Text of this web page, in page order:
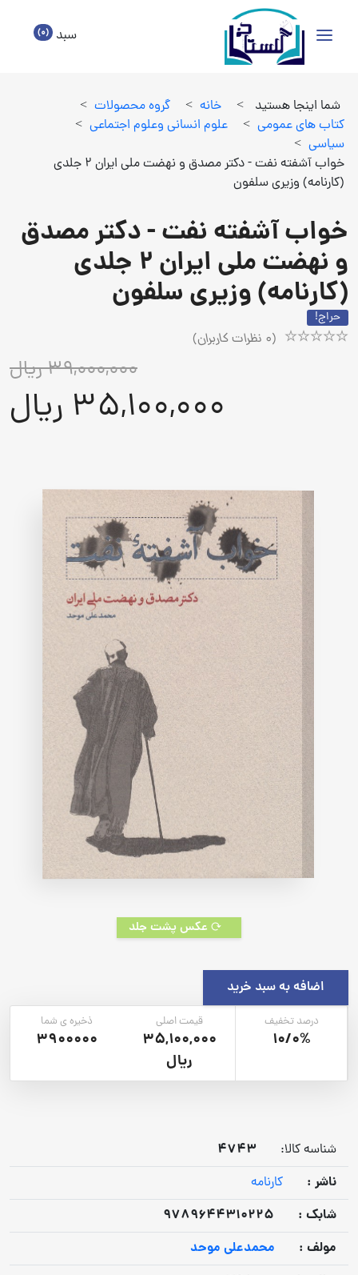
سبد (0)
شما اینجا هستید > خانه > گروه محصولات >
كتاب هاي عمومي > علوم انساني وعلوم اجتماعي >
سياسي >
خواب آشفته نفت - دکتر مصدق و نهضت ملی ایران 2 جلدی
(کارنامه) وزیری سلفون
خواب آشفته نفت - دکتر مصدق
و نهضت ملی ایران 2 جلدی
(کارنامه) وزیری سلفون
حراج!
(
0 نظرات کاربران)
39,000,000 ریال
35,100,000 ریال
عکس پشت جلد
اضافه به سبد خرید
درصد تخفیف
10/0%
قیمت اصلی
35,100,000
ریال
ذخیره ی شما
3900000
شناسه کالا:
4743
ناشر :
کارنامه
شابک :
9789644310225
مولف :
محمدعلی موحد